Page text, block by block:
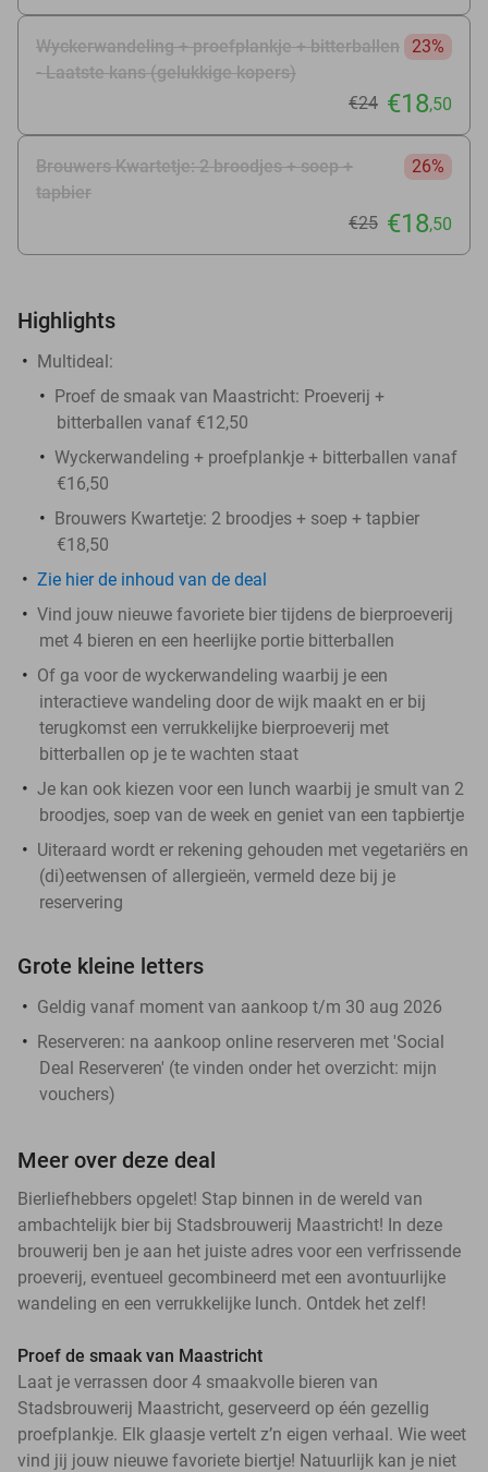
Wyckerwandeling + proefplankje + bitterballen
- Laatste kans (gelukkige kopers)
23%
€24 €18,50
Brouwers Kwartetje: 2 broodjes + soep +
tapbier
26%
€25 €18,50
Highlights
Multideal:
Proef de smaak van Maastricht: Proeverij +
bitterballen vanaf €12,50
Wyckerwandeling + proefplankje + bitterballen vanaf
€16,50
Brouwers Kwartetje: 2 broodjes + soep + tapbier
€18,50
Zie hierde inhoud van de deal
Vind jouw nieuwe favoriete bier tijdens de bierproeverij
met 4 bieren en een heerlijke portie bitterballen
Of ga voor de wyckerwandeling waarbij je een
interactieve wandeling door de wijk maakt en er bij
terugkomst een verrukkelijke bierproeverij met
bitterballen op je te wachten staat
Je kan ook kiezen voor een lunch waarbij je smult van 2
broodjes, soep van de week en geniet van een tapbiertje
Uiteraard wordt er rekening gehouden met vegetariërs en
(di)eetwensen of allergieën, vermeld deze bij je
reservering
Grote kleine letters
Geldig vanaf moment van aankoop t/m 30 aug 2026
Reserveren: na aankoop online reserveren met 'Social
Deal Reserveren' (te vinden onder het overzicht: mijn
vouchers)
Meer over deze deal
Bierliefhebbers opgelet! Stap binnen in de wereld van
ambachtelijk bier bij Stadsbrouwerij Maastricht! In deze
brouwerij ben je aan het juiste adres voor een verfrissende
proeverij, eventueel gecombineerd met een avontuurlijke
wandeling en een verrukkelijke lunch. Ontdek het zelf!
Proef de smaak van Maastricht
Laat je verrassen door 4 smaakvolle bieren van
Stadsbrouwerij Maastricht, geserveerd op één gezellig
proefplankje. Elk glaasje vertelt z’n eigen verhaal. Wie weet
vind jij jouw nieuwe favoriete biertje! Natuurlijk kan je niet